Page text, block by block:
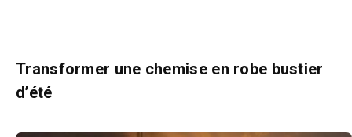
Transformer une chemise en robe bustier
d’été